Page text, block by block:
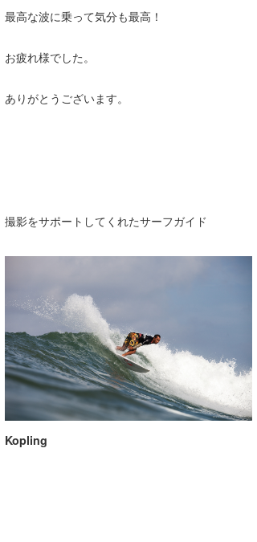
最高な波に乗って気分も最高！
お疲れ様でした。
ありがとうございます。
撮影をサポートしてくれたサーフガイド
Kopling